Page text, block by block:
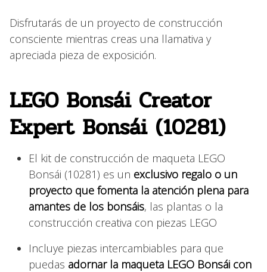
Disfrutarás de un proyecto de construcción
consciente mientras creas una llamativa y
apreciada pieza de exposición.
LEGO Bonsái Creator
Expert Bonsái (10281)
El kit de construcción de maqueta LEGO
Bonsái (10281) es un exclusivo regalo o un
proyecto que fomenta la atención plena para
amantes de los bonsáis, las plantas o la
construcción creativa con piezas LEGO
Incluye piezas intercambiables para que
puedas adornar la maqueta LEGO Bonsái con